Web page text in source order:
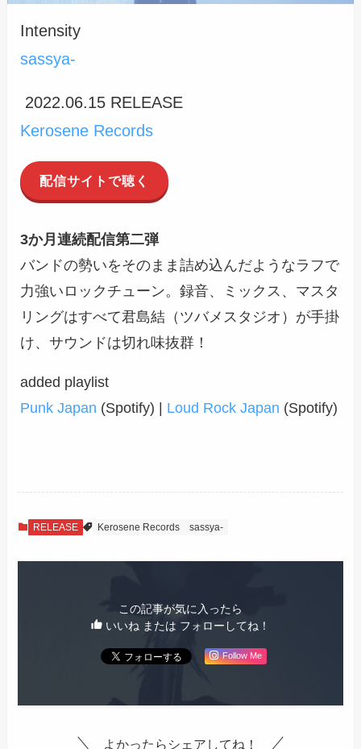
Intensity
sassya-
2022.06.15 RELEASE
Kerosene Records
配信サイトで聴く
3か月連続配信第二弾
バンドの勢いをそのまま詰め込んだようなラフで
力強いロックチューン。録音、ミックス、マスタ
リングはすべて君島結（ツバメスタジオ）が手掛
け、サウンドは切れ味抜群！
added playlist
Punk Japan (Spotify) | Loud Rock Japan (Spotify)
RELEASE Kerosene Records sassya-
この記事が気に入ったら
いいね または フォローしてね！
Follow Me
よかったらシェアしてね！